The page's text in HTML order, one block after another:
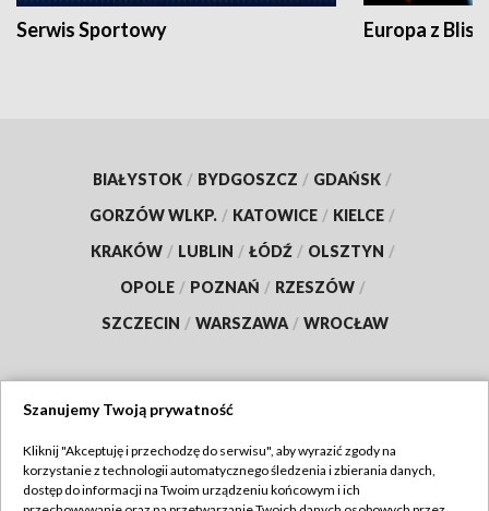
Serwis Sportowy Europa z
BIAŁYSTOK / BYDGOSZCZ / GDAŃSK /
GORZÓW WLKP. / KATOWICE / KIELCE /
KRAKÓW / LUBLIN / ŁÓDŹ / OLSZTYN /
OPOLE / POZNAŃ / RZESZÓW /
SZCZECIN / WARSZAWA / WROCŁAW
TVP
Szanujemy Twoją prywatność
Kliknij "Akceptuję i przechodzę do serwisu", aby wyrazić zgody na
korzystanie z technologii automatycznego śledzenia i zbierania danych,
dostęp do informacji na Twoim urządzeniu końcowym i ich